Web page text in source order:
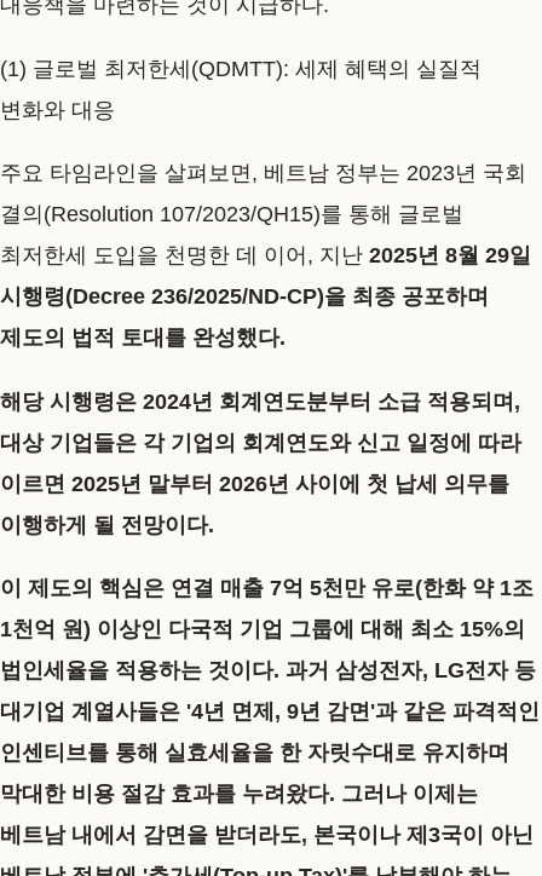
대응책을 마련하는 것이 시급하다.
(1) 글로벌 최저한세(QDMTT): 세제 혜택의 실질적
변화와 대응
주요 타임라인을 살펴보면, 베트남 정부는 2023년 국회
결의(Resolution 107/2023/QH15)를 통해 글로벌
최저한세 도입을 천명한 데 이어, 지난 2025년 8월 29일
시행령(Decree 236/2025/ND-CP)을 최종 공포하며
제도의 법적 토대를 완성했다.
해당 시행령은 2024년 회계연도분부터 소급 적용되며,
대상 기업들은 각 기업의 회계연도와 신고 일정에 따라
이르면 2025년 말부터 2026년 사이에 첫 납세 의무를
이행하게 될 전망이다.
이 제도의 핵심은 연결 매출 7억 5천만 유로(한화 약 1조
1천억 원) 이상인 다국적 기업 그룹에 대해 최소 15%의
법인세율을 적용하는 것이다. 과거 삼성전자, LG전자 등
대기업 계열사들은 '4년 면제, 9년 감면'과 같은 파격적인
인센티브를 통해 실효세율을 한 자릿수대로 유지하며
막대한 비용 절감 효과를 누려왔다. 그러나 이제는
베트남 내에서 감면을 받더라도, 본국이나 제3국이 아닌